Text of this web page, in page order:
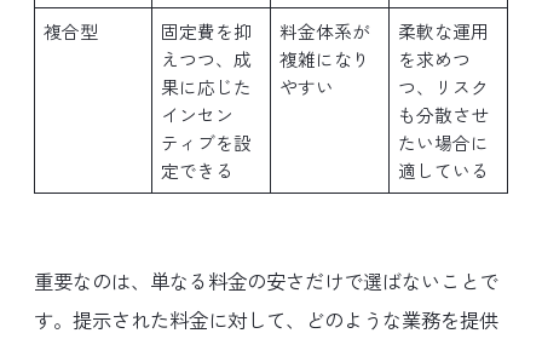
複合型
固定費を抑
えつつ、成
果に応じた
インセン
ティブを設
定できる
料金体系が
複雑になり
やすい
柔軟な運用
を求めつ
つ、リスク
も分散させ
たい場合に
適している
重要なのは、単なる料金の安さだけで選ばないことで
す。提示された料金に対して、どのような業務を提供